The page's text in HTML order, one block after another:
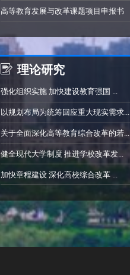
高等教育发展与改革课题项目申报书
理论研究
强化组织实施 加快建设教育强国 ...
以规划布局为统筹回应重大现实需求...
关于全面深化高等教育综合改革的若...
健全现代大学制度 推进学校改革发...
加快章程建设 深化高校综合改革 ...